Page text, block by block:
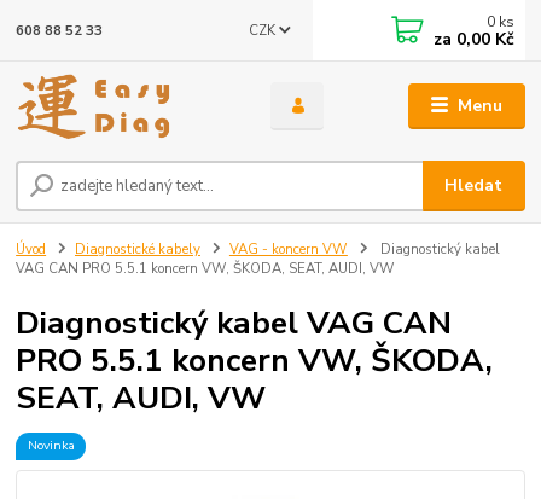
Menu
CZK
Hledat
608 88 52 33 0 ks
za 0,00 Kč
Úvod Diagnostické kabely VAG - koncern VW
Diagnostický kabel
VAG CAN PRO 5.5.1 koncern VW, ŠKODA, SEAT, AUDI, VW
Diagnostický kabel VAG CAN
PRO 5.5.1 koncern VW, ŠKODA,
SEAT, AUDI, VW
Novinka